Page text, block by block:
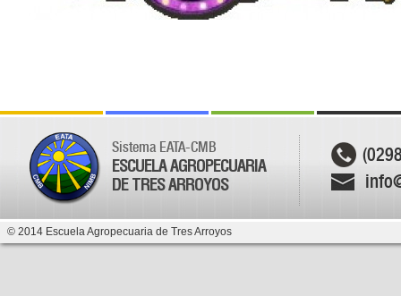
Sistema EATA-CMB
ESCUELA AGROPECUARIA
DE TRES ARROYOS
© 2014 Escuela Agropecuaria de Tres Arroyos